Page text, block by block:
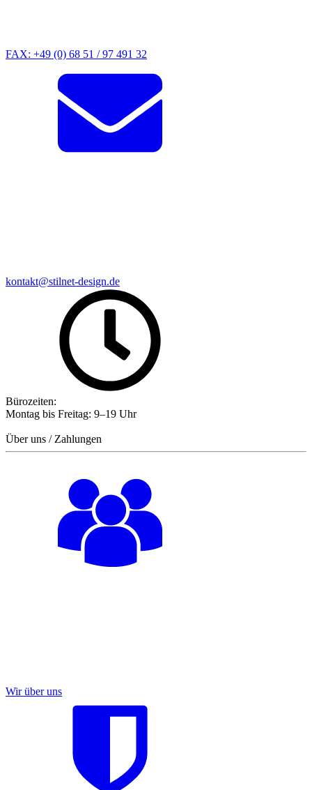
FAX: +49 (0) 68 51 / 97 491 32
kontakt@stilnet-design.de
Bürozeiten:
Montag bis Freitag: 9–19 Uhr
Über uns / Zahlungen
Wir über uns